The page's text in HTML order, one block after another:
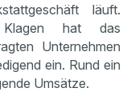
läuft.
hat das
Unternehmen
ein. Rund ein
Umsätze.